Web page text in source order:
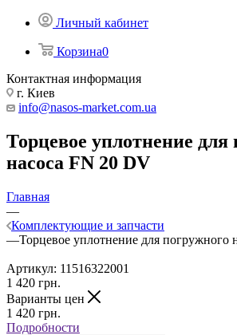
Личный кабинет
Корзина0
Контактная информация
г. Киев
info@nasos-market.com.ua
Торцевое уплотнение для
насоса FN 20 DV
Главная
—
Комплектующие и запчасти
—Торцевое уплотнение для погружного
Артикул: 11516322001
1 420 грн.
Варианты цен
1 420 грн.
Подробности